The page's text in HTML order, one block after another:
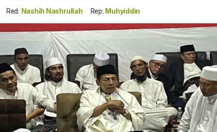
Red: Nashih Nashrullah Rep: Muhyiddin